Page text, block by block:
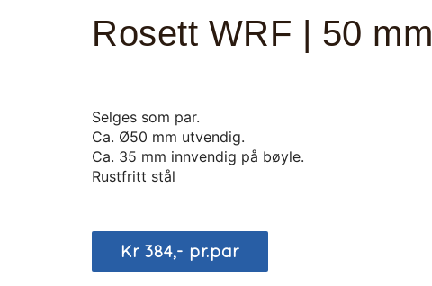
Rosett WRF | 50 mm
Selges som par.
Ca. Ø50 mm utvendig.
Ca. 35 mm innvendig på bøyle.
Rustfritt stål
Kr 384,- pr.par